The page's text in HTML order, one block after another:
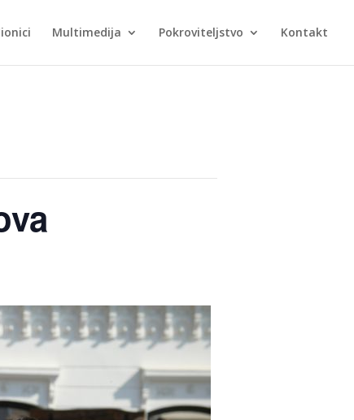
Multimedija Pokroviteljstvo Kontakt